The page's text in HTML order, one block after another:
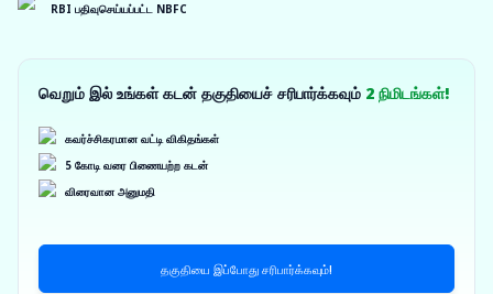
RBI பதிவுசெய்யப்பட்ட NBFC
வெறும் இல் உங்கள் கடன் தகுதியைச் சரிபார்க்கவும் 2 நிமிடங்கள்!
கவர்ச்சிகரமான வட்டி விகிதங்கள்
5 கோடி வரை பிணையற்ற கடன்
விரைவான அனுமதி
தகுதியை இப்போது சரிபார்க்கவும்!